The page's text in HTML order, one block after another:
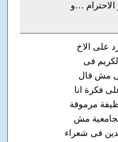
الاحترام …و
على الاخ
فى
مش قال
فكرة انا
مرموقة
مش
فى شعراء